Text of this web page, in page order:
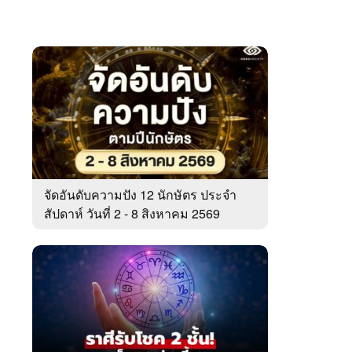
จัดอันดับความปัง 12 นักษัตร ประจำ
สัปดาห์ วันที่ 2 - 8 สิงหาคม 2569